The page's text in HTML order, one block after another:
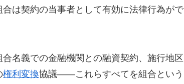
は契約の当事者として有効に法律行為がで
名義での金融機関との融資契約、施行地区
権利変換協議——これらすべてを組合という